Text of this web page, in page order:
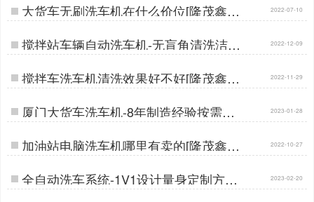
大货车无刷洗车机在什么价位[隆茂鑫晟]
…
2022-07-10
搅拌站车辆自动洗车机-无盲角清洗洁净
出行[隆茂鑫晟]…
2022-12-09
搅拌车洗车机清洗效果好不好[隆茂鑫晟]
…
2022-11-29
厦门大货车洗车机-8年制造经验按需订
做[隆茂鑫晟]…
2023-01-28
加油站电脑洗车机哪里有卖的[隆茂鑫晟]
…
2022-10-27
全自动洗车系统-1V1设计量身定制方案
[隆茂鑫晟]…
2023-02-20